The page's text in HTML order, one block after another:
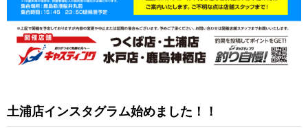
土浦店インスタグラム始めました！！